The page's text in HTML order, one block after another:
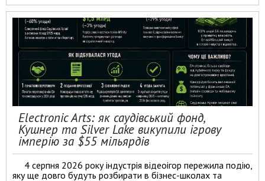
Electronic Arts: як саудівський фонд,
Кушнер та Silver Lake викупили ігрову
імперію за $55 мільярдів
4 серпня 2026 року індустрія відеоігор пережила подію,
яку ще довго будуть розбирати в бізнес-школах та